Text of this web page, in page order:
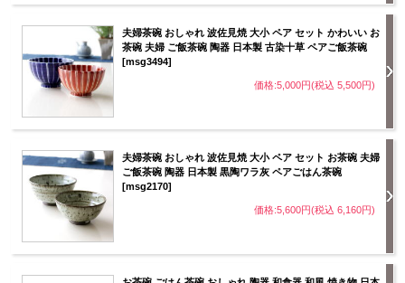
夫婦茶碗 おしゃれ 波佐見焼 大小 ペア セット かわいい お
茶碗 夫婦 ご飯茶碗 陶器 日本製 古染十草 ペアご飯茶碗
[msg3494]
価格:5,000円(税込 5,500円)
夫婦茶碗 おしゃれ 波佐見焼 大小 ペア セット お茶碗 夫婦
ご飯茶碗 陶器 日本製 黒陶ワラ灰 ペアごはん茶碗
[msg2170]
価格:5,600円(税込 6,160円)